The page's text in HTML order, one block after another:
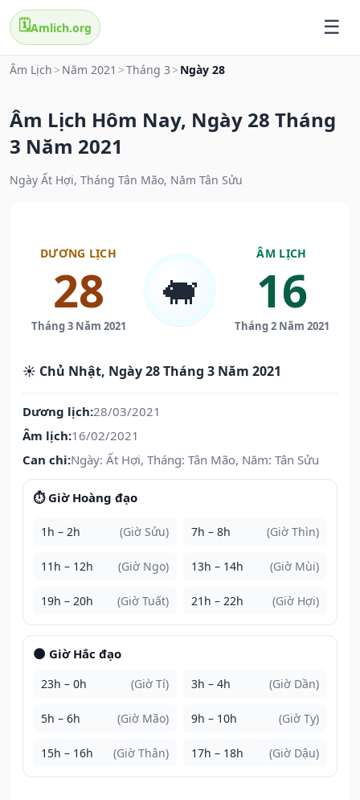
🗓️Amlich.org
Âm Lịch > Năm 2021 >Tháng 3 > Ngày 28
Âm Lịch Hôm Nay, Ngày 28 Tháng
3 Năm 2021
Ngày Ất Hợi, Tháng Tân Mão, Năm Tân Sửu
DƯƠNG LỊCH
28
Tháng 3 Năm 2021
🐖
ÂM LỊCH
16
Tháng 2 Năm 2021
☀️ Chủ Nhật, Ngày 28 Tháng 3 Năm 2021
Dương lịch:28/03/2021
Âm lịch:16/02/2021
Can chi:Ngày: Ất Hợi, Tháng: Tân Mão, Năm: Tân Sửu
⏱️ Giờ Hoàng đạo
1h – 2h (Giờ Sửu) 7h – 8h (Giờ Thìn)
11h – 12h (Giờ Ngọ) 13h – 14h (Giờ Mùi)
19h – 20h (Giờ Tuất) 21h – 22h (Giờ Hợi)
🌑 Giờ Hắc đạo
23h – 0h (Giờ Tí) 3h – 4h (Giờ Dần)
5h – 6h (Giờ Mão) 9h – 10h (Giờ Tỵ)
15h – 16h (Giờ Thân) 17h – 18h (Giờ Dậu)